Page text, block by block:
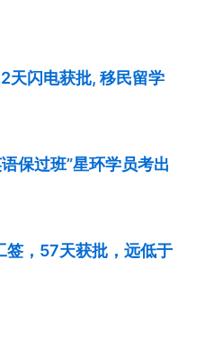
天闪电获批, 移民留学
保过班”星环学员考出
签，57天获批，远低于